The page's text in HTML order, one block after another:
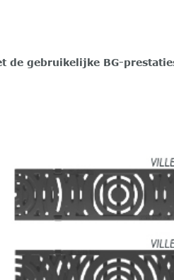
de gebruikelijke BG-